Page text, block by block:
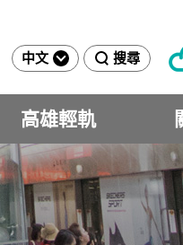
中文 搜尋
高雄輕軌